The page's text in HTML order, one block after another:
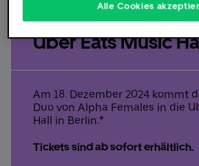
Alpha Females
Uber Eats Music
Am 18. Dezember 2024 kommt
Duo von Alpha Females in die
Hall in Berlin.*
Tickets sind ab sofort erhältlich.
Alle Cookies